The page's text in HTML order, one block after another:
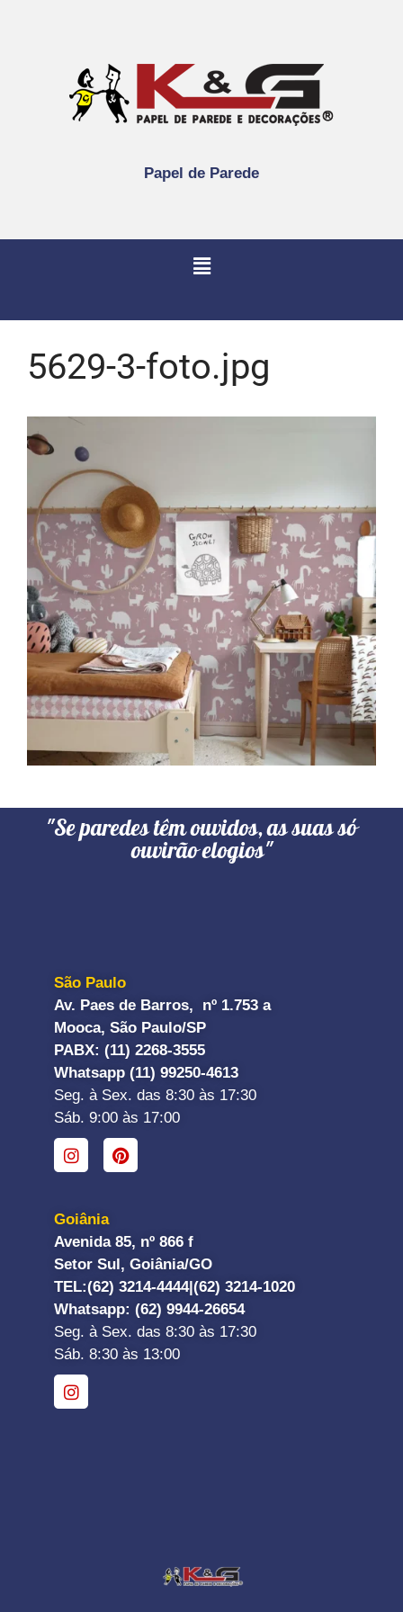
Papel de Parede
5629-3-foto.jpg
"Se paredes têm ouvidos, as suas só
ouvirão elogios"
São Paulo
Av. Paes de Barros, nº 1.753 a
Mooca, São Paulo/SP
PABX: (11) 2268-3555
Whatsapp (11) 99250-4613
Seg. à Sex. das 8:30 às 17:30
Sáb. 9:00 às 17:00
Goiânia
Avenida 85, nº 866 f
Setor Sul, Goiânia/GO
TEL:(62) 3214-4444|(62) 3214-1020
Whatsapp: (62) 9944-26654
Seg. à Sex. das 8:30 às 17:30
Sáb. 8:30 às 13:00